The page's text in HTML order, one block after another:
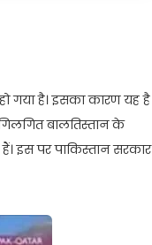
गया है। इसका कारण यह है
बालतिस्तान के
इस पर पाकिस्तान सरकार